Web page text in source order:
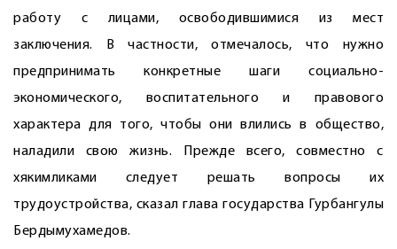
работу с лицами, освободившимися из мест
заключения. В частности, отмечалось, что нужно
предпринимать конкретные шаги социально-
экономического, воспитательного и правового
характера для того, чтобы они влились в общество,
наладили свою жизнь. Прежде всего, сов­местно с
хякимликами следует решать вопросы их
трудоустройства, сказал глава государства Гурбангулы
Бердымухамедов.